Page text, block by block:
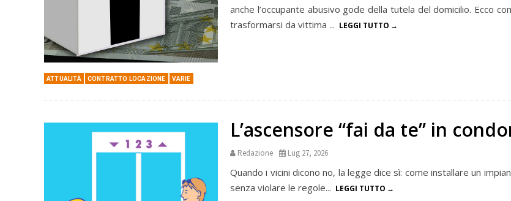
ATTUALITÀ CONTRATTO LOCAZIONE VARIE
anche l’occupante abusivo gode della tutela del domicilio. Ecco
trasformarsi da vittima ... LEGGI TUTTO
L’ascensore “fai da te” in
Redazione Lug 27, 2026
Quando i vicini dicono no, la legge dice sì: come installare un
senza violare le regole... LEGGI TUTTO